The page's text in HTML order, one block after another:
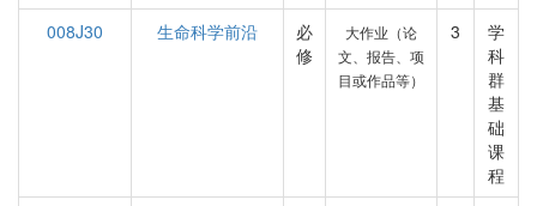
008J30
生命科学前沿
必
修
大作业（论
文、报告、项
目或作品等）
3
学
科
群
基
础
课
程